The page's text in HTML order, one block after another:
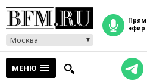
Москва
прямой
эфир
МЕНЮ